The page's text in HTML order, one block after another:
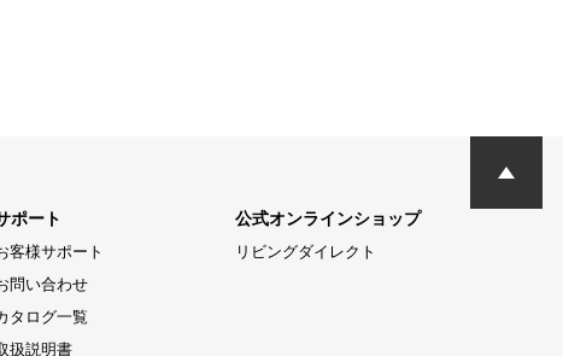
ポート
客様サポート
問い合わせ
タログ一覧
扱説明書
公式オンラインショップ
リビングダイレクト